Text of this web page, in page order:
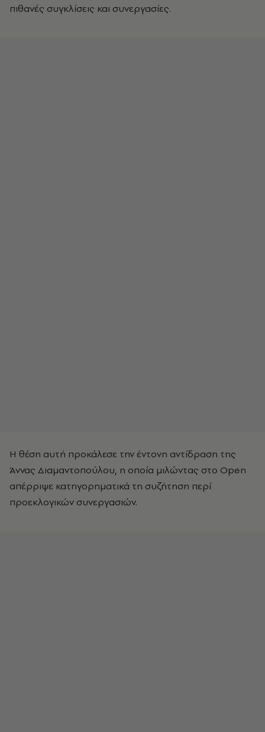
πιθανές συγκλίσεις και συνεργασίες.
Η θέση αυτή προκάλεσε την έντονη αντίδραση της
Άννας Διαμαντοπούλου, η οποία μιλώντας στο Open
απέρριψε κατηγορηματικά τη συζήτηση περί
προεκλογικών συνεργασιών.